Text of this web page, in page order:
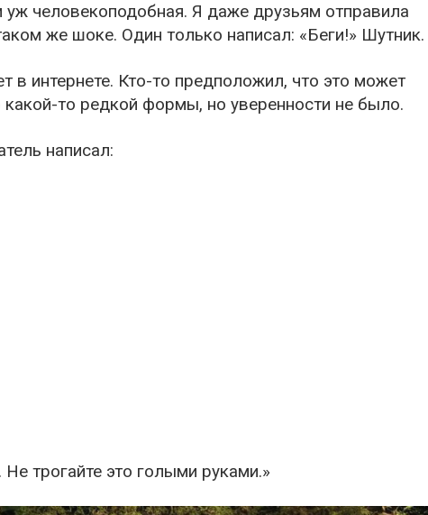
человекоподобная. Я даже друзьям отправила
же шоке. Один только написал: «Беги!» Шутник.
в интернете. Кто-то предположил, что это может
то редкой формы, но уверенности не было.
написал:
Не трогайте это голыми руками.»